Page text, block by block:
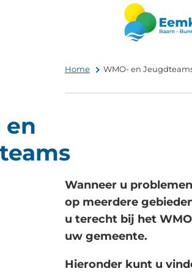
Home WMO- en
en
Wanneer u
op meerdere
u terecht bij het
uw gemeente.
Hieronder kunt u